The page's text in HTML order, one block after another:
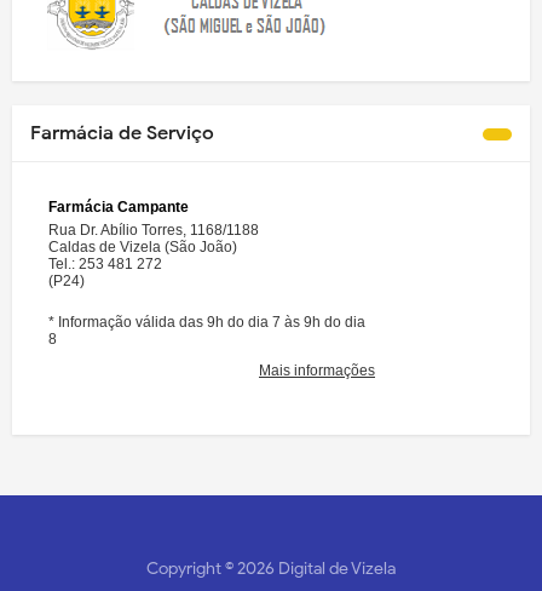
Farmácia de Serviço
Copyright ©2026 Digital de Vizela